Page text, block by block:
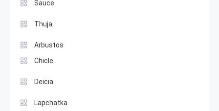
Sauce
Thuja
Arbustos
Chicle
Deicia
Lapchatka